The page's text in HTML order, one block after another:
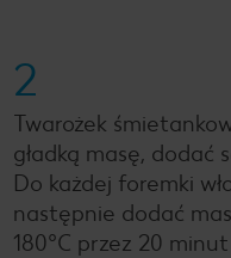
2
Twarożek
gładką masę, dodać
Do każdej foremki
następnie dodać
180°C przez 20